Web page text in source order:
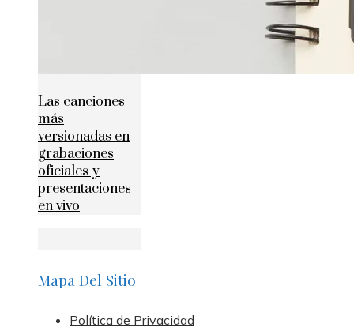
Las canciones
más
versionadas en
grabaciones
oficiales y
presentaciones
en vivo
Mapa Del Sitio
Política de Privacidad